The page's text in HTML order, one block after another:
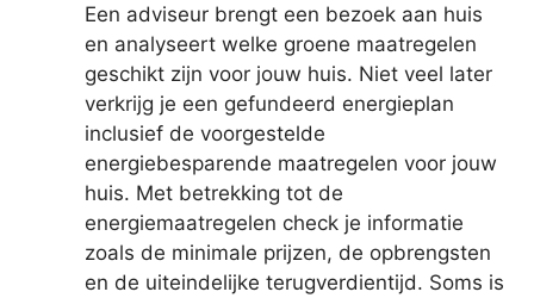
Een adviseur brengt een bezoek aan huis
en analyseert welke groene maatregelen
geschikt zijn voor jouw huis. Niet veel later
verkrijg je een gefundeerd energieplan
inclusief de voorgestelde
energiebesparende maatregelen voor jouw
huis. Met betrekking tot de
energiemaatregelen check je informatie
zoals de minimale prijzen, de opbrengsten
en de uiteindelijke terugverdientijd. Soms is